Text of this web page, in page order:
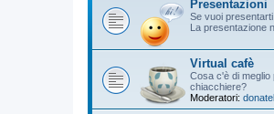
Presentazioni
Se vuoi
La presentazione
Virtual cafè
Cosa c'è di
chiacchiere?
Moderatori: